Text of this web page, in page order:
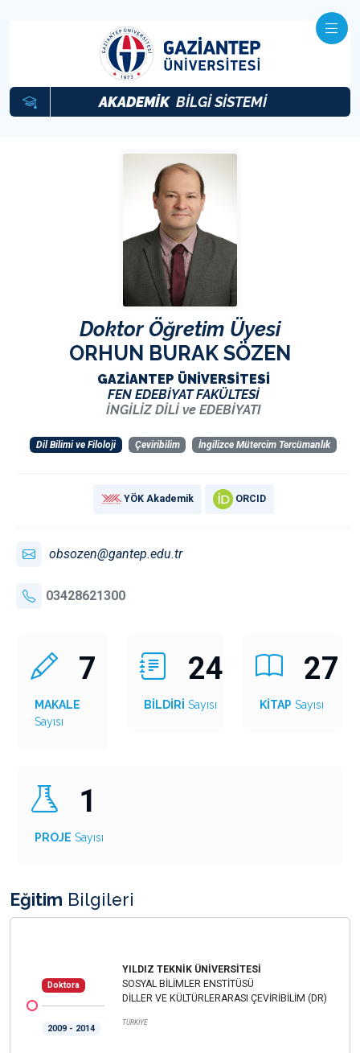
AKADEMİK BİLGİ SİSTEMİ
Doktor Öğretim Üyesi
ORHUN BURAK SÖZEN
GAZİANTEP ÜNİVERSİTESİ
FEN EDEBİYAT FAKÜLTESİ
İNGİLİZ DİLİ ve EDEBİYATI
Dil Bilimi ve Filoloji Çeviribilim İngilizce Mütercim Tercümanlık
YÖK Akademik ORCID
obsozen@gantep.edu.tr
03428621300
7
MAKALE
Sayısı
24
BİLDİRİ Sayısı
27
KİTAP Sayısı
1
PROJE Sayısı
Eğitim Bilgileri
Doktora
2009 - 2014
YILDIZ TEKNİK ÜNİVERSİTESİ
SOSYAL BİLİMLER ENSTİTÜSÜ
DİLLER VE KÜLTÜRLERARASI ÇEVİRİBİLİM (DR)
TÜRKİYE